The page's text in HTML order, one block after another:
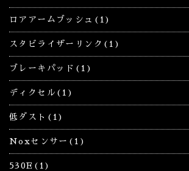
ロアアームブッシュ(1)
スタビライザーリンク(1)
ブレーキパッド(1)
ディクセル(1)
低ダスト(1)
Noxセンサー(1)
530E(1)